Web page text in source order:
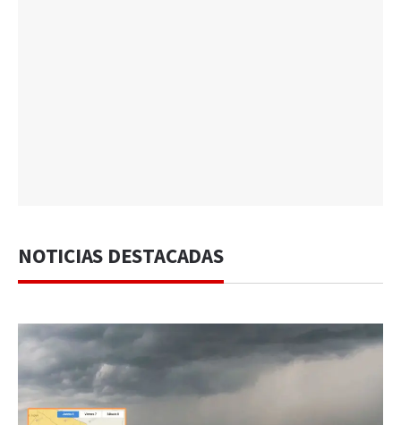
NOTICIAS DESTACADAS